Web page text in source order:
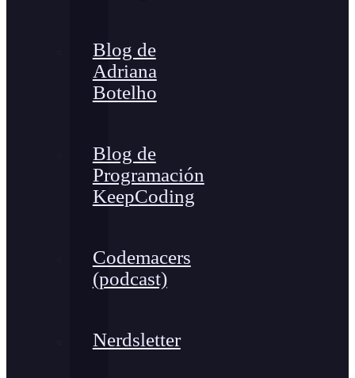
Blog de
Adriana
Botelho
Blog de
Programación
KeepCoding
Codemacers
(podcast)
Nerdsletter